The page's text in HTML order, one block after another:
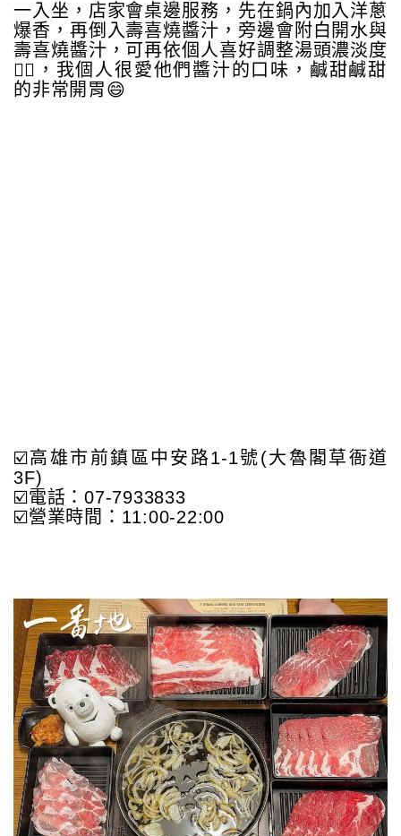
一入坐，店家會桌邊服務，先在鍋內加入洋蔥
爆香，再倒入壽喜燒醬汁，旁邊會附白開水與
壽喜燒醬汁，可再依個人喜好調整湯頭濃淡度
👍🏻，我個人很愛他們醬汁的口味，鹹甜鹹甜
的非常開胃😄
☑️高雄市前鎮區中安路1-1號(大魯閣草衙道
3F)
☑️電話：07-7933833
☑️營業時間：11:00-22:00